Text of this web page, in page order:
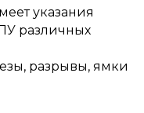
указания
различных
разрывы, ямки